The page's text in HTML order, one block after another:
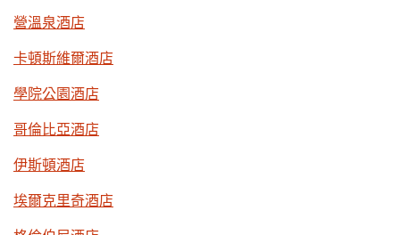
營溫泉酒店
卡頓斯維爾酒店
學院公園酒店
哥倫比亞酒店
伊斯頓酒店
埃爾克里奇酒店